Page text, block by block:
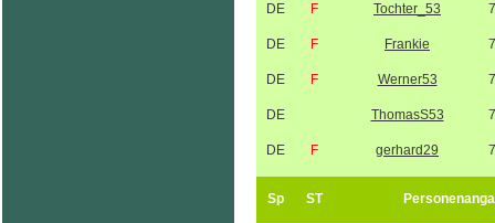
DE F Tochter_53
DE F Frankie
DE F Werner53
DE ThomasS53
DE F gerhard29
Sp ST